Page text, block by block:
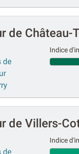
de Château-
de
Indice
de Villers-
de
Indice